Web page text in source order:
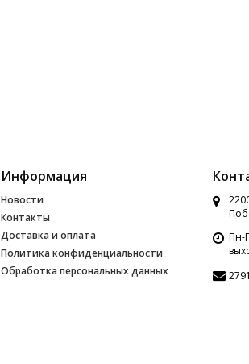
Информация
Новости
Контакты
Доставка и оплата
Политика конфиденциальности
Обработка персональных данных
Пн-